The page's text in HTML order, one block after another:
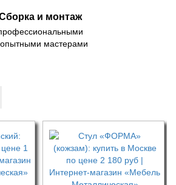
и монтаж
мастерами